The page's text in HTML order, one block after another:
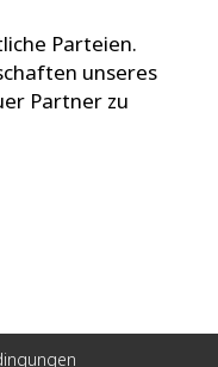
Parteien.
unseres
Partner zu